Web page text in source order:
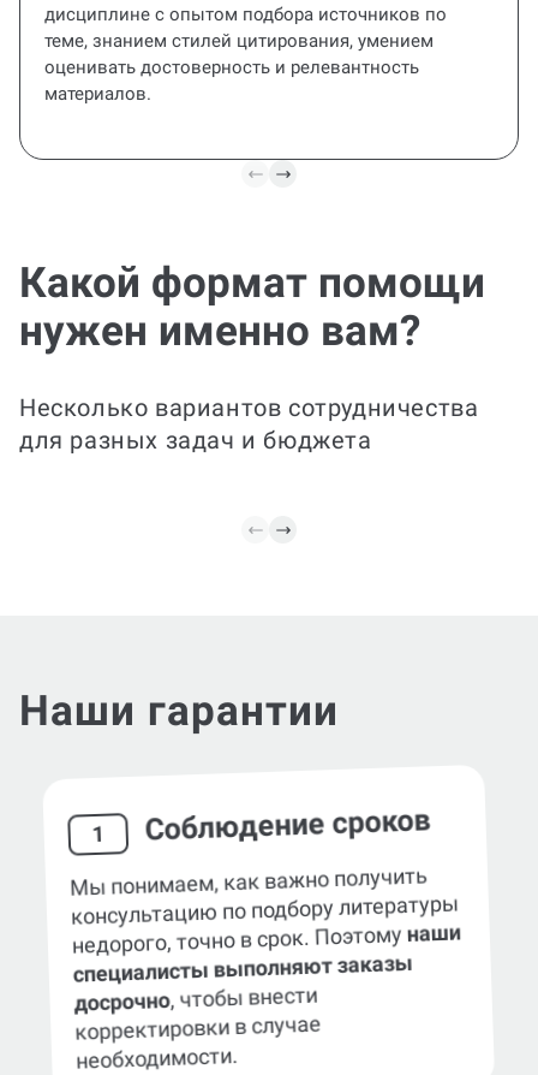
дисциплине с опытом подбора источников по
теме, знанием стилей цитирования, умением
оценивать достоверность и релевантность
материалов.
Какой формат помощи
нужен именно вам?
Несколько вариантов сотрудничества
для разных задач и бюджета
Сделаем за вас
Полностью организуем
заказ — подберем и
источники, структурируем
список в единообразном
стиле и оформим ссылки.
Наши гарантии
1 Соблюдение сроков
Мы понимаем, как важно получить
консультацию по подбору литературы
недорого, точно в срок. Поэтомунаши
специалисты выполняют заказы
досрочно, чтобы внести
корректировки в случае
необходимости.